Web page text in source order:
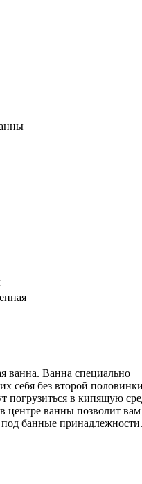
ванна. Ванна специально
себя без второй
погрузиться в кипящую
центре ванны позволит вам
под банные принадлежности.